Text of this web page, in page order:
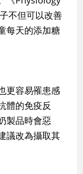
不但可以改善
每天的添加糖
更容易罹患感
體的免疫反
製品時會惡
議改為攝取其